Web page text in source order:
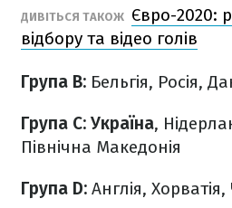
ДИВІТЬСЯ ТАКОЖ Євро-2020:
відбору та відео голів
Група B: Бельгія, Росія,
Група C: Україна,
Північна Македонія
Група D: Англія,